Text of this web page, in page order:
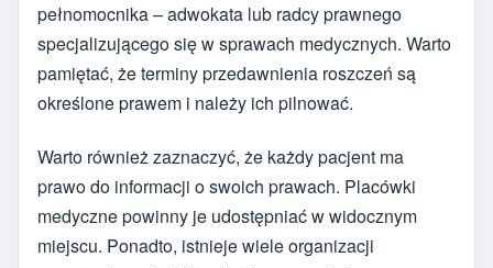
pełnomocnika – adwokata lub radcy prawnego
specjalizującego się w sprawach medycznych. Warto
pamiętać, że terminy przedawnienia roszczeń są
określone prawem i należy ich pilnować.
Warto również zaznaczyć, że każdy pacjent ma
prawo do informacji o swoich prawach. Placówki
medyczne powinny je udostępniać w widocznym
miejscu. Ponadto, istnieje wiele organizacji